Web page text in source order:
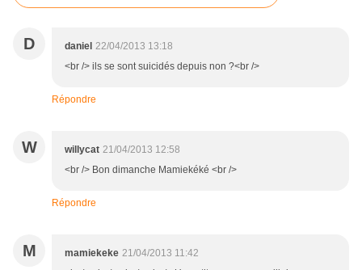
D daniel 22/04/2013 13:18
<br /> ils se sont suicidés depuis non ?<br />
Répondre
W willycat 21/04/2013 12:58
<br /> Bon dimanche Mamiekéké <br />
Répondre
M mamiekeke 21/04/2013 11:42